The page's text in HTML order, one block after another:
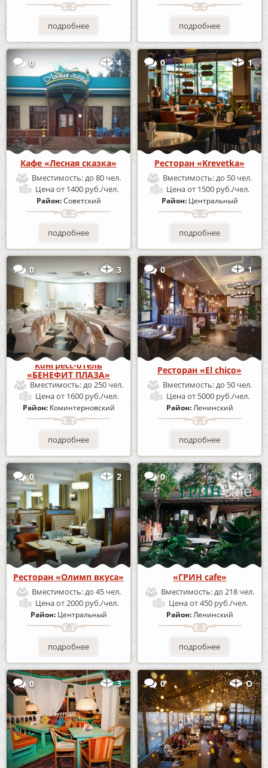
подробнее подробнее
0 4
Кафе «Лесная сказка»
Вместимость:до 80 чел.
Ценаот 1400 руб./чел.
Район:Советский
подробнее
0 1
Ресторан «Krevetka»
Вместимость:до 50 чел.
Ценаот 1500 руб./чел.
Район: Центральный
подробнее
0 3
Конгресс-отель
«БЕНЕФИТ ПЛАЗА»
Вместимость:до 250 чел.
Ценаот 1600 руб./чел.
Район: Коминтерновский
подробнее
0 1
Ресторан «El chico»
Вместимость:до 50 чел.
Ценаот 5000 руб./чел.
Район:Ленинский
подробнее
0 2
Ресторан «Олимп вкуса»
Вместимость:до 45 чел.
Ценаот 2000 руб./чел.
Район: Центральный
подробнее
0 1
«ГРИН cafe»
Вместимость:до 218 чел.
Ценаот 450 руб./чел.
Район:Ленинский
подробнее
0 3 0 О